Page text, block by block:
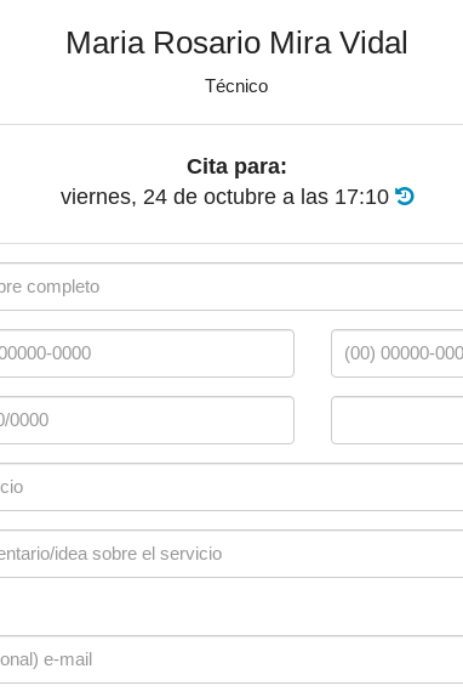
Maria Rosario Mira Vidal
Técnico
Cita para:
viernes, 24 de octubre a las 17:10